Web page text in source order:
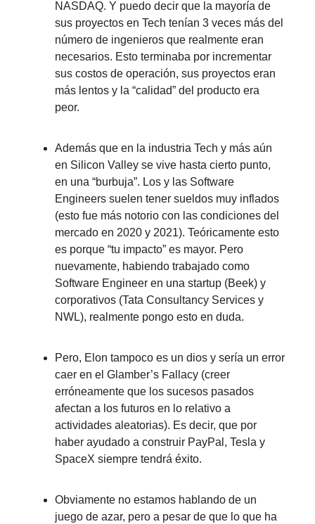
NASDAQ. Y puedo decir que la mayoría de
sus proyectos en Tech tenían 3 veces más del
número de ingenieros que realmente eran
necesarios. Esto terminaba por incrementar
sus costos de operación, sus proyectos eran
más lentos y la “calidad” del producto era
peor.
Además que en la industria Tech y más aún
en Silicon Valley se vive hasta cierto punto,
en una “burbuja”. Los y las Software
Engineers suelen tener sueldos muy inflados
(esto fue más notorio con las condiciones del
mercado en 2020 y 2021). Teóricamente esto
es porque “tu impacto” es mayor. Pero
nuevamente, habiendo trabajado como
Software Engineer en una startup (Beek) y
corporativos (Tata Consultancy Services y
NWL), realmente pongo esto en duda.
Pero, Elon tampoco es un dios y sería un error
caer en el Glamber’s Fallacy (creer
erróneamente que los sucesos pasados
afectan a los futuros en lo relativo a
actividades aleatorias). Es decir, que por
haber ayudado a construir PayPal, Tesla y
SpaceX siempre tendrá éxito.
Obviamente no estamos hablando de un
juego de azar, pero a pesar de que lo que ha